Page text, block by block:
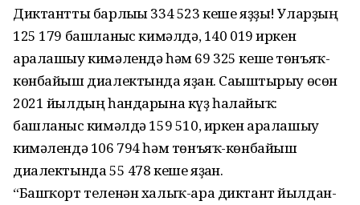
Диктантты барлығы 334 523 кеше яҙҙы! Уларҙың
125 179 башланғыс кимәлдә, 140 019 иркен
аралашыу кимәлендә һәм 69 325 кеше төнъяҡ-
көнбайыш диалектында яҙған. Сағыштырыу өсөн
2021 йылдың һандарына күҙ һалайыҡ:
башланғыс кимәлдә 159 510, иркен аралашыу
кимәлендә 106 794 һәм төнъяҡ-көнбайыш
диалектында 55 478 кеше яҙған.
“Башҡорт теленән халыҡ-ара диктант йылдан-